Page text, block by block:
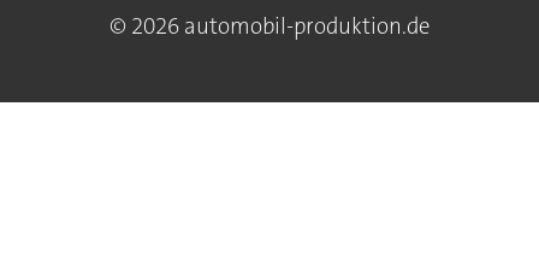
© 2026 automobil-produktion.de